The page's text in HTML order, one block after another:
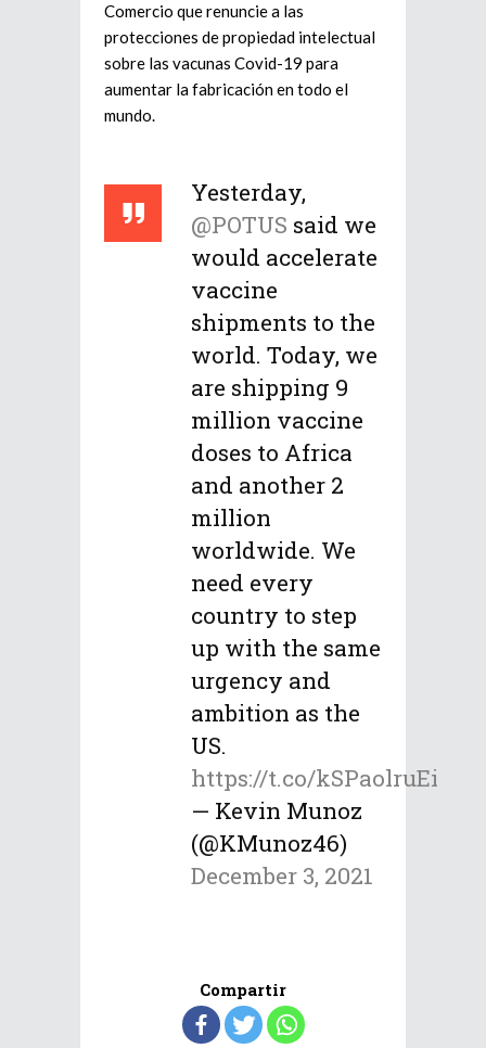
Comercio que renuncie a las
protecciones de propiedad intelectual
sobre las vacunas Covid-19 para
aumentar la fabricación en todo el
mundo.
Yesterday,
@POTUS said we
would accelerate
vaccine
shipments to the
world. Today, we
are shipping 9
million vaccine
doses to Africa
and another 2
million
worldwide. We
need every
country to step
up with the same
urgency and
ambition as the
US.
https://t.co/kSPaolruEi
— Kevin Munoz
(@KMunoz46)
December 3, 2021
Compartir